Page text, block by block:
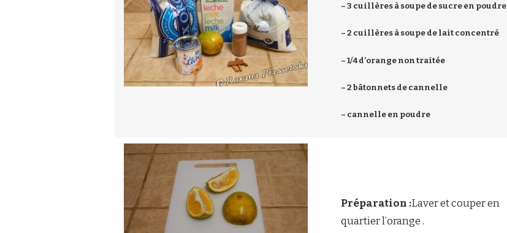
– 3 cuillères à soupe de sucre en poudre
– 2 cuillères à soupe de lait concentré
– 1/4 d’orange non traitée
– 2 bâtonnets de cannelle
– cannelle en poudre
Préparation :Laver et couper en
quartier l’orange .